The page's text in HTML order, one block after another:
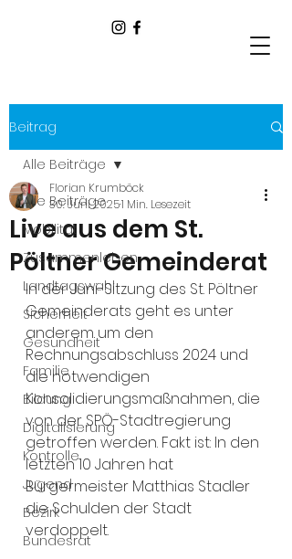
Beitrag
Alle Beiträge
Mobilität
Zusammenleben
Landtagswahl
Sicherheit
Gesundheit
Familie
Bildung
Digitalisierung
Kontrolle
Jugend
Bezirk
Bundesrat
Alle Beiträge
Live aus dem St.
Pöltner Gemeinderat
Florian Krumböck
30. Juni 20251 Min. Lesezeit
In der Juni-Sitzung des St. Pöltner
Gemeinderats geht es unter
anderem um den
Rechnungsabschluss 2024 und
die notwendigen
Konsolidierungsmaßnahmen, die
von der SPÖ-Stadtregierung
getroffen werden. Fakt ist: In den
letzten 10 Jahren hat
Bürgermeister Matthias Stadler
die Schulden der Stadt
verdoppelt.